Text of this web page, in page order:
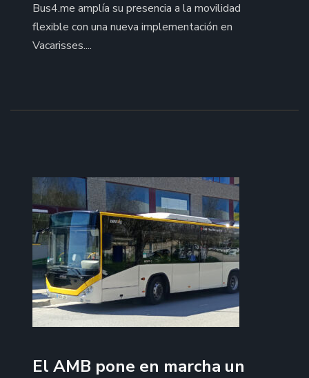
Bus4.me amplía su presencia a la movilidad
flexible con una nueva implementación en
Vacarisses....
El AMB pone en marcha un